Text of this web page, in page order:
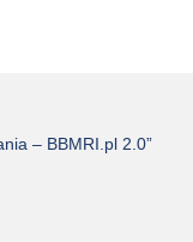
– BBMRI.pl 2.0”